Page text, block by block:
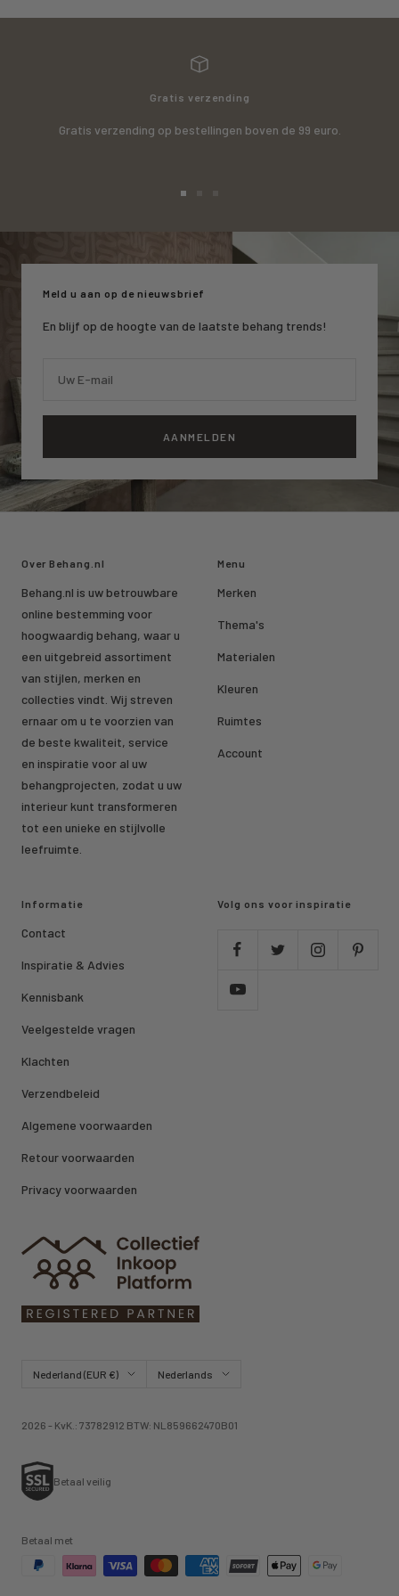
Gratis verzending
Gratis verzending op bestellingen boven de 99 euro.
1
2
slide
3
Meld u aan op de nieuwsbrief
En blijf op de hoogte van de laatste behang trends!
Uw E-mail
AANMELDEN
Over Behang.nl
Behang.nl is uw betrouwbare
online bestemming voor
hoogwaardig behang, waar u
een uitgebreid assortiment
van stijlen, merken en
collecties vindt. Wij streven
ernaar om u te voorzien van
de beste kwaliteit, service
en inspiratie voor al uw
behangprojecten, zodat u uw
interieur kunt transformeren
tot een unieke en stijlvolle
leefruimte.
Menu
Merken
Thema's
Materialen
Kleuren
Ruimtes
Account
Informatie
Contact
Inspiratie & Advies
Kennisbank
Veelgestelde vragen
Klachten
Verzendbeleid
Algemene voorwaarden
Retour voorwaarden
Privacy voorwaarden
Volg ons voor inspiratie
Land/regio Nederland (EUR €) TaalNederlands
2026 - KvK.: 73782912 BTW: NL859662470B01
Betaal veilig
Betaal met